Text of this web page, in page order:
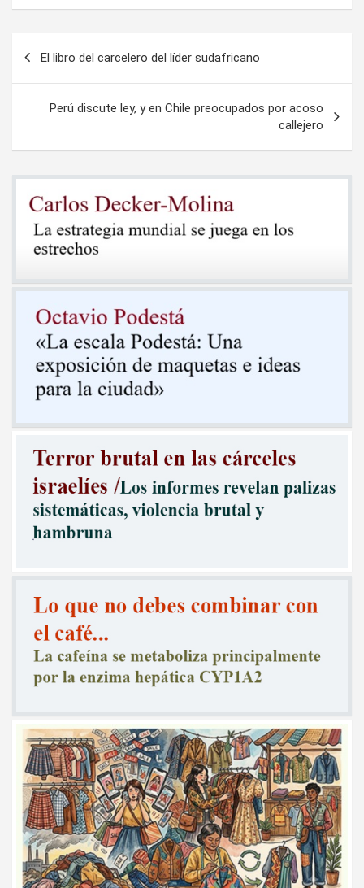
entradas
El libro del carcelero del líder sudafricano
Perú discute ley, y en Chile preocupados por acoso
callejero